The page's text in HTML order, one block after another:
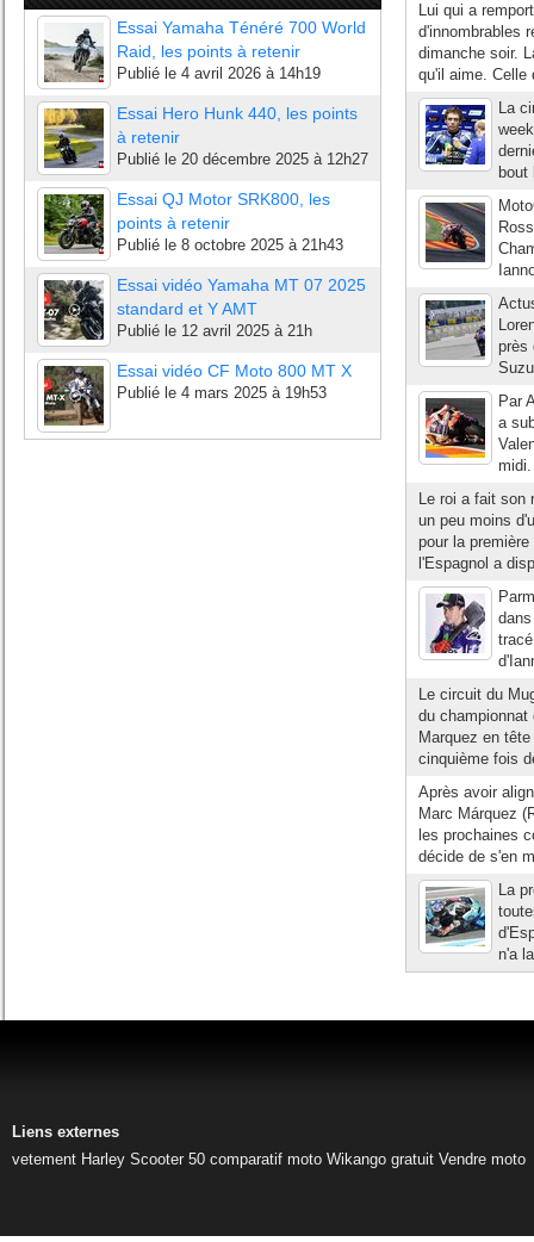
Essai Yamaha Ténéré 700 World
Raid, les points à retenir
Publié le 4 avril 2026 à 14h19
Essai Hero Hunk 440, les points
à retenir
Publié le 20 décembre 2025 à 12h27
Essai QJ Motor SRK800, les
points à retenir
Publié le 8 octobre 2025 à 21h43
Essai vidéo Yamaha MT 07 2025
standard et Y AMT
Publié le 12 avril 2025 à 21h
Essai vidéo CF Moto 800 MT X
Publié le 4 mars 2025 à 19h53
Lui qui a
d'innombrables
dimanche soir.
qu'il aime. Celle
La
bout
près
Par
a
Le roi a fait son
un peu moins
pour la
l'Espagnol a
Le circuit du
du championnat
Marquez en
cinquième fois
Après avoir
Marc Márquez
les prochaines
décide de s'en
La
n'a
Liens externes
vetement Harley Scooter 50 comparatif moto Wikango gratuit Vendre moto